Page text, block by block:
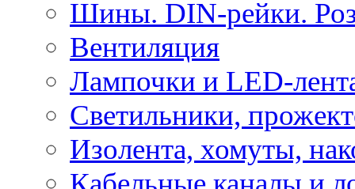
Шины. DIN-рейки.
Вентиляция
Лампочки и LED-
Светильники,
Изолента, хомуты,